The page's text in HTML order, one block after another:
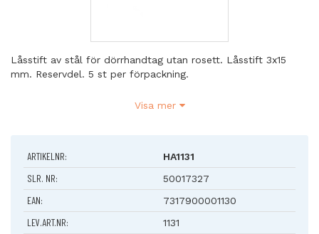
Låsstift av stål för dörrhandtag utan rosett. Låsstift 3x15
mm. Reservdel. 5 st per förpackning.
Avsedd för : Dörrhandtag 130, 400, 1130, 2120, 3130, 4130 och
Visa mer
ARTIKELNR: HA1131
SLR. NR: 50017327
EAN: 7317900001130
LEV.ART.NR: 1131